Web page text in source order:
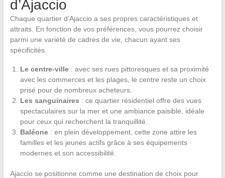
d’Ajaccio
Chaque quartier d’Ajaccio a ses propres caractéristiques et
attraits. En fonction de vos préférences, vous pourrez choisir
parmi une variété de cadres de vie, chacun ayant ses
spécificités.
Le centre-ville: avec ses rues pittoresques et sa proximité
avec les commerces et les plages, le centre reste un choix
prisé pour de nombreux acheteurs.
Les sanguinaires : ce quartier résidentiel offre des vues
spectaculaires sur la mer et une ambiance paisible, idéale
pour ceux qui recherchent la tranquillité.
Baléone: en plein développement, cette zone attire les
familles et les jeunes actifs grâce à ses équipements
modernes et son accessibilité.
Ajaccio se positionne comme une destination de choix pour